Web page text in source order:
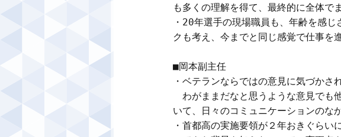
も多くの理解を得て、最終的に全体で
・20年選手の現場職員も、年齢を感
クも考え、今までと同じ感覚で仕事を
■岡本副主任
・ベテランならではの意見に気づかさ
わがままだなと思うような意見でも
いて、日々のコミュニケーションのな
・首都高の実施要領が２年おきぐら